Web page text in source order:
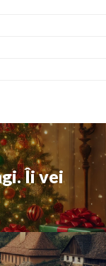
Îi vei